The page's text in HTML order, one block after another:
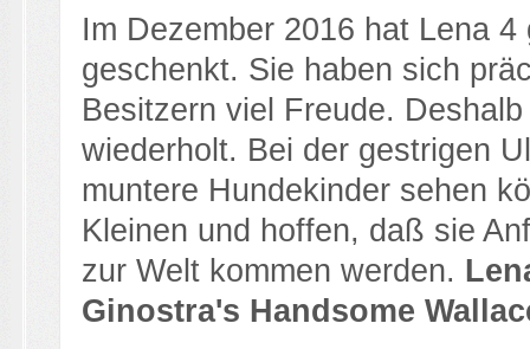
Im Dezember 2016 hat Lena
geschenkt. Sie haben sich
Besitzern viel Freude.
wiederholt. Bei der gestrigen
muntere Hundekinder sehen
Kleinen und hoffen, daß sie
zur Welt kommen werden.
Ginostra's Handsome